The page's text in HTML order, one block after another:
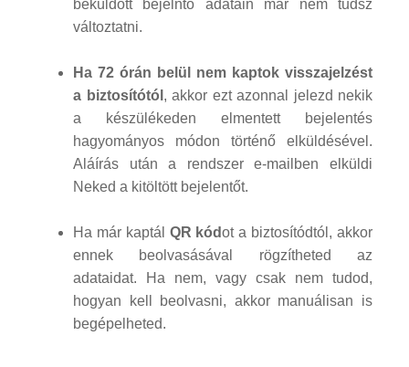
beküldött bejelntő adatain már nem tudsz
változtatni.
Ha 72 órán belül nem kaptok visszajelzést
a biztosítótól , akkor ezt azonnal jelezd nekik
a készülékeden elmentett bejelentés
hagyományos módon történő elküldésével.
Aláírás után a rendszer e-mailben elküldi
Neked a kitöltött bejelentőt.
Ha már kaptál QR kódot a biztosítódtól, akkor
ennek beolvasásával rögzítheted az
adataidat. Ha nem, vagy csak nem tudod,
hogyan kell beolvasni, akkor manuálisan is
begépelheted.